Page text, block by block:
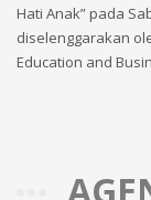
Hati Anak” pada
diselenggarakan
Education and